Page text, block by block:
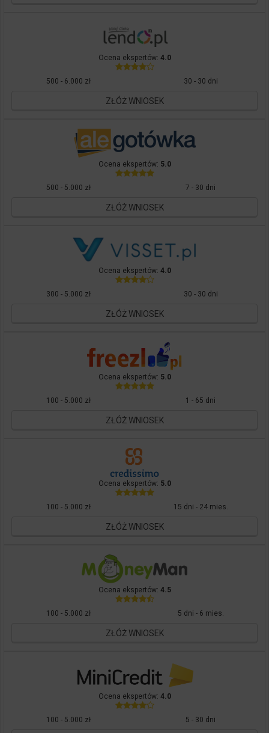
Ocena ekspertów: 4.0
500 - 6.000 zł 30 - 30 dni
ZŁÓŻ WNIOSEK
Ocena ekspertów: 5.0
500 - 5.000 zł 7 - 30 dni
ZŁÓŻ WNIOSEK
Ocena ekspertów: 4.0
300 - 5.000 zł 30 - 30 dni
ZŁÓŻ WNIOSEK
Ocena ekspertów: 5.0
100 - 5.000 zł 1 - 65 dni
ZŁÓŻ WNIOSEK
Ocena ekspertów: 5.0
100 - 5.000 zł 15 dni - 24 mies.
ZŁÓŻ WNIOSEK
Ocena ekspertów: 4.5
100 - 5.000 zł 5 dni - 6 mies.
ZŁÓŻ WNIOSEK
Ocena ekspertów: 4.0
100 - 5.000 zł 5 - 30 dni